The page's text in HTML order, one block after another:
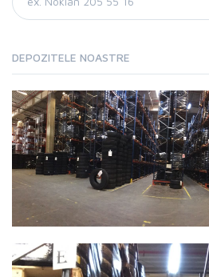
DEPOZITELE NOASTRE